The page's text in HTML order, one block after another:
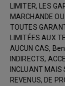
LIMITER, LES
MARCHANDE
TOUTES
LIMITÉES AUX
AUCUN CAS,
INDIRECTS,
INCLUANT MAIS
REVENUS, DE